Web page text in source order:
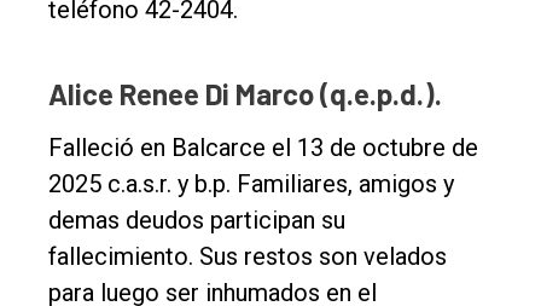
teléfono 42-2404.
Alice Renee Di Marco (q.e.p.d.).
Falleció en Balcarce el 13 de octubre de
2025 c.a.s.r. y b.p. Familiares, amigos y
demas deudos participan su
fallecimiento. Sus restos son velados
para luego ser inhumados en el